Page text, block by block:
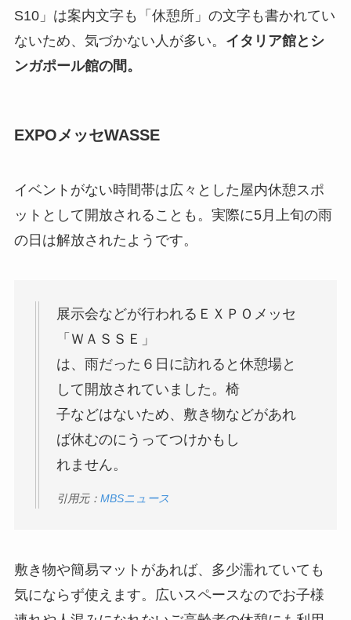
S10」は案内文字も「休憩所」の文字も書かれてい
ないため、気づかない人が多い。 イタリア館とシ
ンガポール館の間。
EXPOメッセWASSE
イベントがない時間帯は広々とした屋内休憩スポ
ットとして開放されることも。実際に5月上旬の雨
の日は解放されたようです。
展⽰会などが⾏われるＥＸＰＯメッセ
「ＷＡＳＳＥ」
は、⾬だった６⽇に訪れると休憩場と
して開放されていました。椅
⼦などはないため、敷き物などがあれ
ば休むのにうってつけかもし
れません。
引用元： MBSニュース
敷き物や簡易マットがあれば、多少濡れていても
気にならず使えます。広いスペースなのでお子様